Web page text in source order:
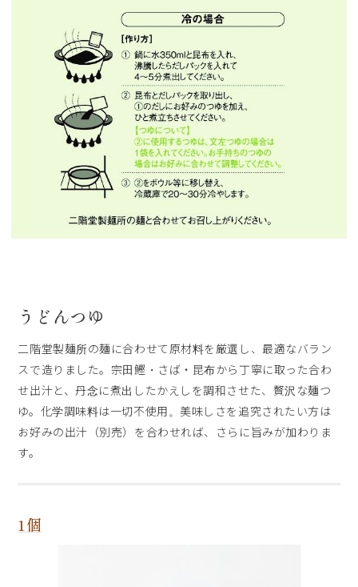
うどんつゆ
二階堂製麺所の麺に合わせて原材料を厳選し、最適なバラン
スで造りました。宗田鰹・さば・昆布から丁寧に取った合わ
せ出汁と、丹念に煮出したかえしを調和させた、贅沢な麺つ
ゆ。化学調味料は一切不使用。美味しさを追究されたい方は
お好みの出汁（別売）を合わせれば、さらに旨みが加わりま
す。
1個